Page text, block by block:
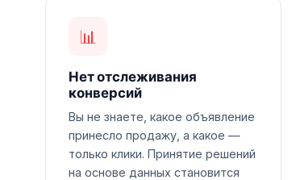
📊
Нет отслеживания
конверсий
Вы не знаете, какое объявление
принесло продажу, а какое —
только клики. Принятие решений
на основе данных становится